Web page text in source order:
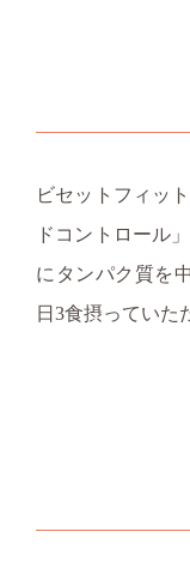
ビセットフィッ
ドコントロール
にタンパク質を
日3食摂っていた